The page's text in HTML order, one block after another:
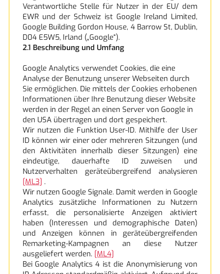
Verantwortliche Stelle für Nutzer in der EU/ dem
EWR und der Schweiz ist Google Ireland Limited,
Google Building Gordon House, 4 Barrow St, Dublin,
D04 E5W5, Irland („Google“).
2.1 Beschreibung und Umfang
Google Analytics verwendet Cookies, die eine
Analyse der Benutzung unserer Webseiten durch
Sie ermöglichen. Die mittels der Cookies erhobenen
Informationen über Ihre Benutzung dieser Website
werden in der Regel an einen Server von Google in
den USA übertragen und dort gespeichert.
Wir nutzen die Funktion User-ID. Mithilfe der User
ID können wir einer oder mehreren Sitzungen (und
den Aktivitäten innerhalb dieser Sitzungen) eine
eindeutige, dauerhafte ID zuweisen und
Nutzerverhalten geräteübergreifend analysieren
[ML3] .
Wir nutzen Google Signale. Damit werden in Google
Analytics zusätzliche Informationen zu Nutzern
erfasst, die personalisierte Anzeigen aktiviert
haben (Interessen und demographische Daten)
und Anzeigen können in geräteübergreifenden
Remarketing-Kampagnen an diese Nutzer
ausgeliefert werden. [ML4]
Bei Google Analytics 4 ist die Anonymisierung von